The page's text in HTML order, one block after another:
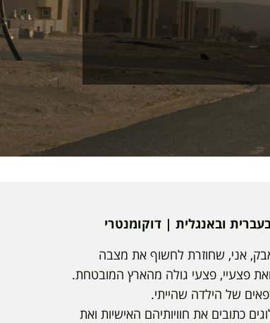
אני, שחוזרת לחשוף את מצבה
פצעיי, פצעי גולה מהארץ המובטחת.
של הילדה שהייתי.
כתובים את חוויותיהם האישיות ואת